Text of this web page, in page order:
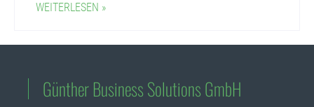
WEITERLESEN »
Günther Business Solutions GmbH